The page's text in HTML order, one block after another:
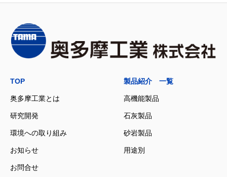
TOP
奥多摩工業とは
研究開発
環境への取り組み
お知らせ
お問合せ
製品紹介 一覧
高機能製品
石灰製品
砂岩製品
用途別